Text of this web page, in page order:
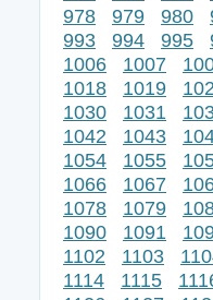
978
979 980
993
994 995
1006
1007
1018
1019
1030
1031
1042
1043
1054
1055
1066
1067
1078
1079
1090
1091
1102
1103
1114
1115